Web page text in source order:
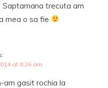
Saptamana trecuta am
mea o sa fie
at 8:26 am
am gasit rochia la